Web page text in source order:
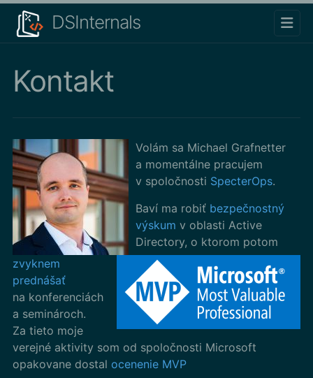
DSInternals
Kontakt
Volám sa Michael Grafnetter
a momentálne pracujem
v spoločnosti SpecterOps.
Baví ma robiť bezpečnostný
výskum v oblasti Active
Directory, o ktorom potom
zvyknem
prednášať
na konferenciách
a seminároch.
Za tieto moje
verejné aktivity som od spoločnosti Microsoft
opakovane dostal ocenenie MVP